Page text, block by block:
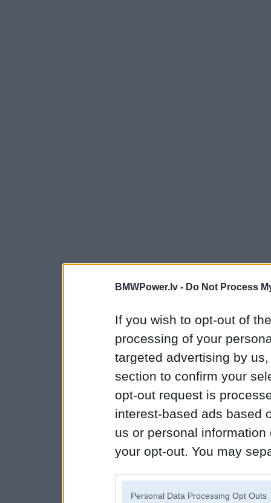
BMWPower.lv - Do Not Process
If you wish to opt-out of
processing of your
targeted advertising by
section to confirm your
opt-out request is
interest-based ads based
us or personal
your opt-out. You may
Personal Data Processing Opt Outs